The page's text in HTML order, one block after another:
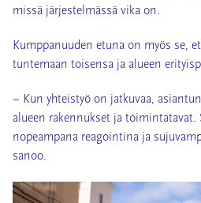
missä järjestelmässä vika on.
Kumppanuuden etuna on myös se,
tuntemaan toisensa ja alueen
– Kun yhteistyö on jatkuvaa,
alueen rakennukset ja toimintatavat.
nopeampana reagointina ja
sanoo.